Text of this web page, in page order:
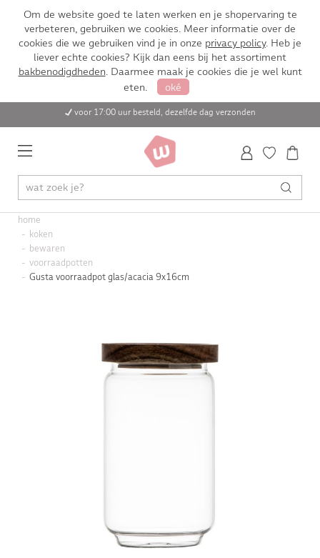
Om de website goed te laten werken en je shopervaring te
verbeteren, gebruiken we cookies. Meer informatie over de
cookies die we gebruiken vind je in onze privacy policy. Heb je
liever echte cookies? Kijk dan eens bij het assortiment
bakbenodigdheden. Daarmee maak je cookies die je wel kunt
eten.
oké
voor 17:00 uur besteld, dezelfde dag verzonden
home
koken
bewaren
voorraadpotten
Gusta voorraadpot glas/acacia 9x16cm